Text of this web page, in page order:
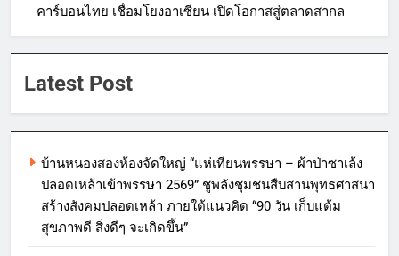
คาร์บอนไทย เชื่อมโยงอาเซียน เปิดโอกาสสู่ตลาดสากล
Latest Post
บ้านหนองสองห้องจัดใหญ่ “แห่เทียนพรรษา – ผ้าป่าซาเล้ง
ปลอดเหล้าเข้าพรรษา 2569” ชูพลังชุมชนสืบสานพุทธศาสนา
สร้างสังคมปลอดเหล้า ภายใต้แนวคิด “90 วัน เก็บแต้ม
สุขภาพดี สิ่งดีๆ จะเกิดขึ้น”